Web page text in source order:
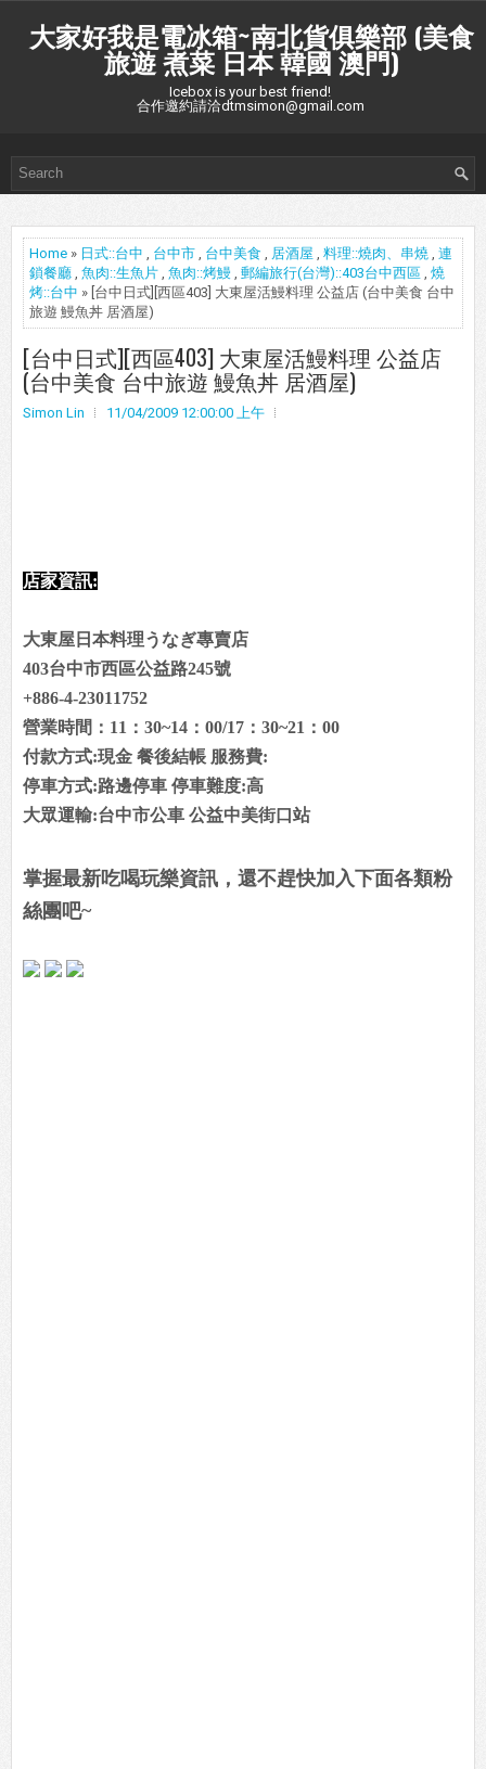
大家好我是電冰箱~南北貨俱樂部 (美食
旅遊 煮菜 日本 韓國 澳門)
Icebox is your best friend!
合作邀約請洽dtmsimon@gmail.com
Home » 日式::台中 , 台中市 , 台中美食 , 居酒屋 , 料理::燒肉、串燒 , 連
鎖餐廳 , 魚肉::生魚片 , 魚肉::烤鰻 , 郵編旅行(台灣)::403台中西區 , 燒
烤::台中 » [台中日式][西區403] 大東屋活鰻料理 公益店 (台中美食 台中
旅遊 鰻魚丼 居酒屋)
[台中日式][西區403] 大東屋活鰻料理 公益店
(台中美食 台中旅遊 鰻魚丼 居酒屋)
Simon Lin 11/04/2009 12:00:00 上午
店家資訊:
大東屋日本料理うなぎ專賣店
403台中市西區公益路245號 ‎
+886-4-23011752 ‎
營業時間：11：30~14：00/17：30~21：00
付款方式:現金 餐後結帳 服務費:
停車方式:路邊停車 停車難度:高
大眾運輸:台中市公車 公益中美街口站
掌握最新吃喝玩樂資訊，還不趕快加入下面各類粉
絲團吧~